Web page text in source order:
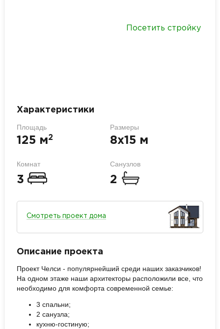
Посетить стройку
Характеристики
Площадь
125 м2
Размеры
8х15 м
Комнат
3
Санузлов
2
Смотреть проект дома
Описание проекта
Проект Челси - популярнейший среди наших заказчиков!
На одном этаже наши архитекторы расположили все, что
необходимо для комфорта современной семье:
3 спальни;
2 санузла;
кухню-гостиную;